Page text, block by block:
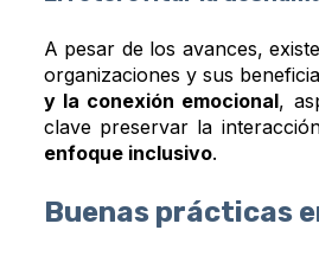
A pesar de los avances,
organizaciones y sus
y la conexión emocional,
clave preservar la
enfoque inclusivo.
Buenas prácticas